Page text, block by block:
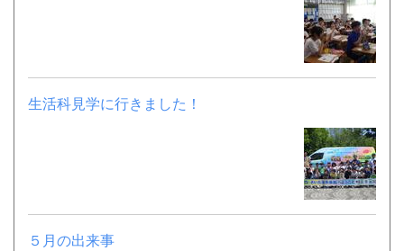
生活科見学に行きました！
５月の出来事